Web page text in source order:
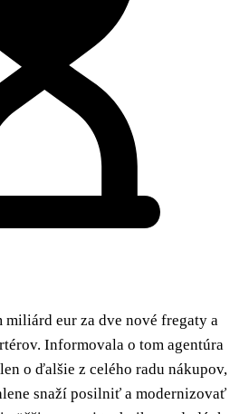
miliárd eur za dve nové fregaty a
Informovala o tom agentúra
o ďalšie z celého radu nákupov,
snaží posilniť a modernizovať